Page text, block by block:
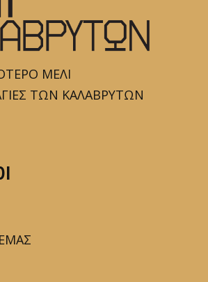
ΜΕΛΙ
ΤΩΝ ΚΑΛΑΒΡΥΤΩΝ